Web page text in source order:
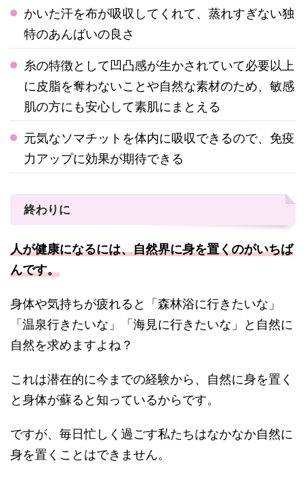
かいた汗を布が吸収してくれて、蒸れすぎない独
特のあんばいの良さ
糸の特徴として凹凸感が生かされていて必要以上
に皮脂を奪わないことや自然な素材のため、敏感
肌の方にも安心して素肌にまとえる
元気なソマチットを体内に吸収できるので、免疫
力アップに効果が期待できる
終わりに
人が健康になるには、自然界に身を置くのがいちば
んです。
身体や気持ちが疲れると「森林浴に行きたいな」
「温泉行きたいな」「海見に行きたいな」と自然に
自然を求めますよね？
これは潜在的に今までの経験から、自然に身を置く
と身体が蘇ると知っているからです。
ですが、毎日忙しく過ごす私たちはなかなか自然に
身を置くことはできません。